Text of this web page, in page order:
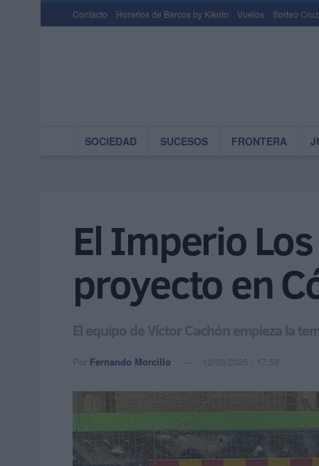
Contacto Horarios de Barcos by Kikoto Vuelos Sorteo
SOCIEDAD SUCESOS FRONTERA
El Imperio
proyecto en
El equipo de Víctor Cachón empieza la
Por Fernando Morcillo 12/09/2025 - 17:58